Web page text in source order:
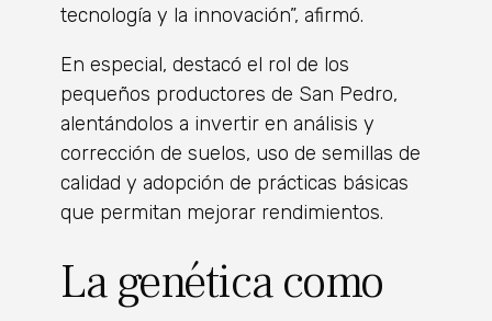
tecnología y la innovación”, afirmó.
En especial, destacó el rol de los
pequeños productores de San Pedro,
alentándolos a invertir en análisis y
corrección de suelos, uso de semillas de
calidad y adopción de prácticas básicas
que permitan mejorar rendimientos.
La genética como